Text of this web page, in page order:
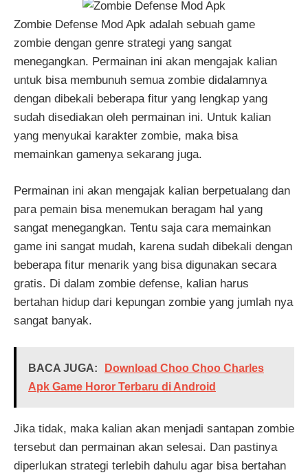
Zombie Defense Mod Apk adalah sebuah game
zombie dengan genre strategi yang sangat
menegangkan. Permainan ini akan mengajak kalian
untuk bisa membunuh semua zombie didalamnya
dengan dibekali beberapa fitur yang lengkap yang
sudah disediakan oleh permainan ini. Untuk kalian
yang menyukai karakter zombie, maka bisa
memainkan gamenya sekarang juga.
Permainan ini akan mengajak kalian berpetualang dan
para pemain bisa menemukan beragam hal yang
sangat menegangkan. Tentu saja cara memainkan
game ini sangat mudah, karena sudah dibekali dengan
beberapa fitur menarik yang bisa digunakan secara
gratis. Di dalam zombie defense, kalian harus
bertahan hidup dari kepungan zombie yang jumlah nya
sangat banyak.
BACA JUGA:
Download Choo Choo Charles
Apk Game Horor Terbaru di Android
Jika tidak, maka kalian akan menjadi santapan zombie
tersebut dan permainan akan selesai. Dan pastinya
diperlukan strategi terlebih dahulu agar bisa bertahan